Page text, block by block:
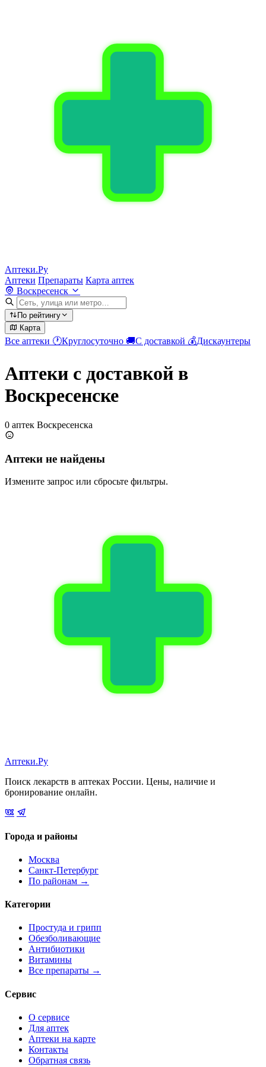
Аптеки.Ру
Аптеки Препараты Карта аптек
Воскресенск
По рейтингу
Карта
Все аптеки 🕐Круглосуточно 🚚С доставкой 💰Дискаунтеры
Аптеки с доставкой в
Воскресенске
0 аптек Воскресенска
Аптеки не найдены
Измените запрос или сбросьте фильтры.
Аптеки.Ру
Поиск лекарств в аптеках России. Цены, наличие и
бронирование онлайн.
Города и районы
Москва
Санкт-Петербург
По районам →
Категории
Простуда и грипп
Обезболивающие
Антибиотики
Витамины
Все препараты →
Сервис
О сервисе
Для аптек
Аптеки на карте
Контакты
Обратная связь